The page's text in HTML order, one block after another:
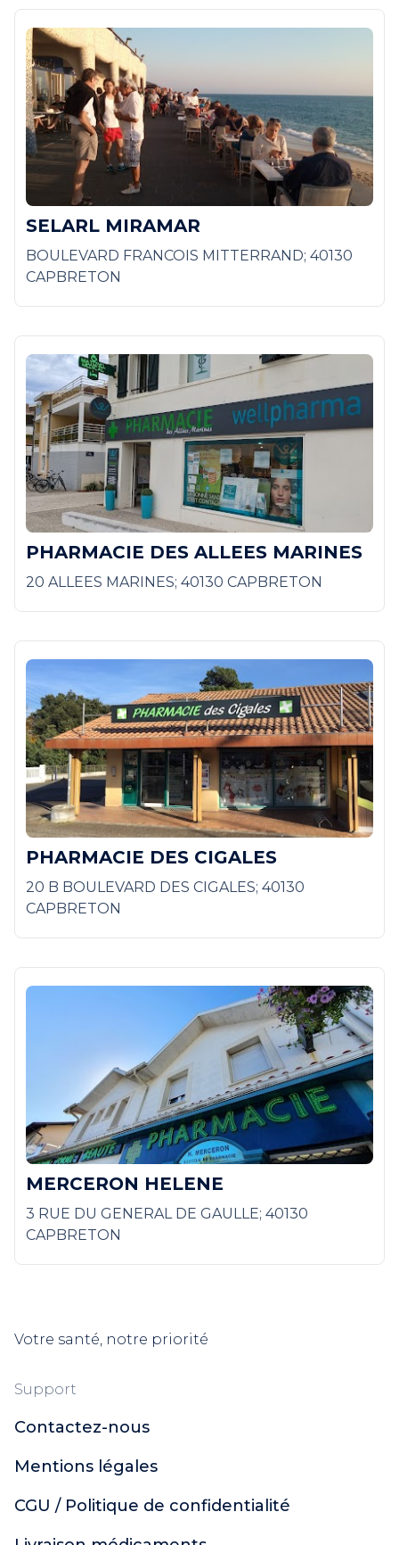
SELARL MIRAMAR
BOULEVARD FRANCOIS MITTERRAND; 40130
CAPBRETON
PHARMACIE DES ALLEES MARINES
20 ALLEES MARINES; 40130 CAPBRETON
PHARMACIE DES CIGALES
20 B BOULEVARD DES CIGALES; 40130
CAPBRETON
MERCERON HELENE
3 RUE DU GENERAL DE GAULLE; 40130
CAPBRETON
Votre santé, notre priorité
Support
Contactez-nous
Mentions légales
CGU / Politique de confidentialité